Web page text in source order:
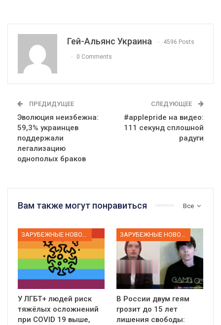
Гей-Альянс Украина 4596 Posts
0 Comments
ПРЕДИДУЩЕЕ
Эволюция неизбежна:
59,3% украинцев
поддержали
легализацию
однополых браков
СЛЕДУЮЩЕЕ
#applepride на видео:
111 секунд сплошной
радуги
Все
Вам также могут понравиться
ЗАРУБЕЖНЫЕ НОВОСТИ
У ЛГБТ+ людей риск
тяжёлых осложнений
при COVID 19 выше,
ЗАРУБЕЖНЫЕ НОВОСТИ
В России двум геям
грозит до 15 лет
лишения свободы: